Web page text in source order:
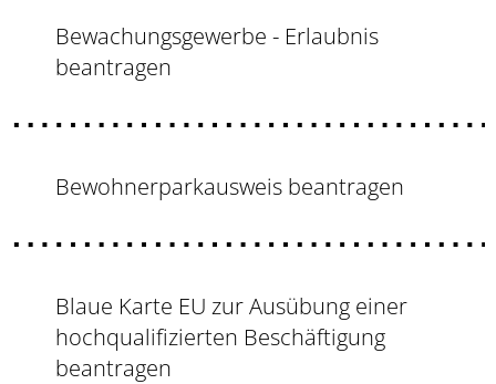
Bewachungsgewerbe - Erlaubnis
beantragen
Bewohnerparkausweis beantragen
Blaue Karte EU zur Ausübung einer
hochqualifizierten Beschäftigung
beantragen